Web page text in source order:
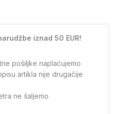
iznad 50 EUR!
pošiljke naplaćujemo
artikla nije drugačije
ne šaljemo